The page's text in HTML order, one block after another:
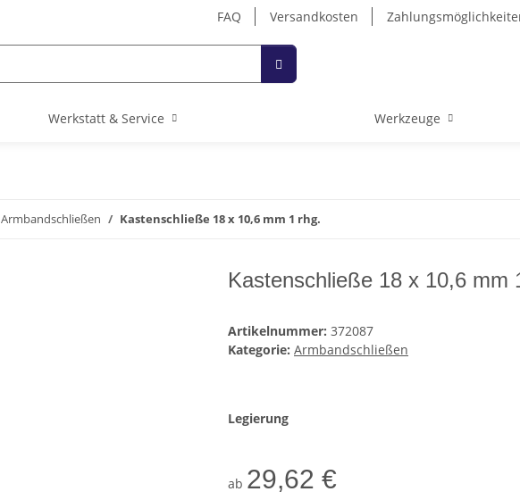
FAQ Versandkosten
Werkstatt & Service Werkzeuge
Armbandschließen Kastenschließe 18 x 10,6 mm 1 rhg.
Kastenschließe 18 x 10,6 mm
Artikelnummer: 372087
Kategorie: Armbandschließen
Legierung
ab 29,62 €